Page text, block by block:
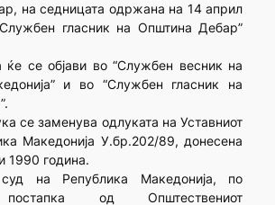
на седницата одржана на 14 април
гласник на Општина Дебар”
се објави во “Службен весник на
и во “Службен гласник на
се заменува одлуката на Уставниот
Македонија У.бр.202/89, донесена
1990 година.
на Република Македонија, по
постапка од Општествениот